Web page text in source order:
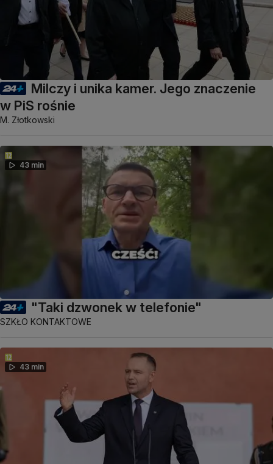
Milczy i unika kamer. Jego znaczenie
w PiS rośnie
M. Złotkowski
43 min
"Taki dzwonek w telefonie"
SZKŁO KONTAKTOWE
43 min